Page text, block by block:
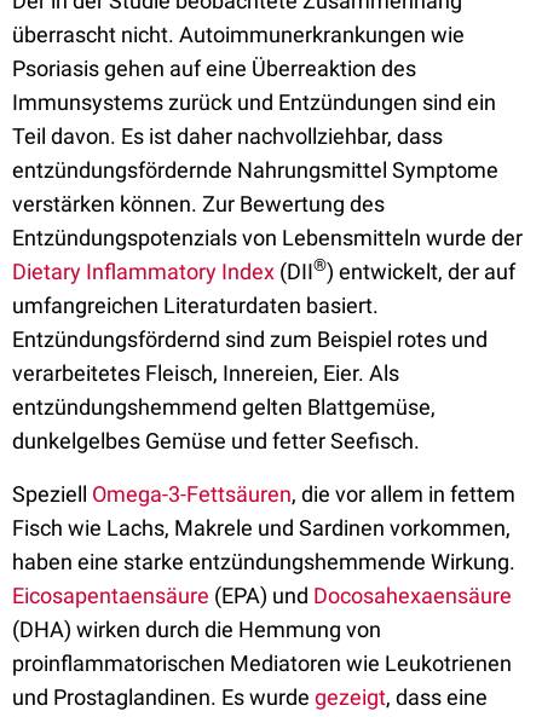
überrascht nicht. Autoimmunerkrankungen wie
Psoriasis gehen auf eine Überreaktion des
Immunsystems zurück und Entzündungen sind ein
Teil davon. Es ist daher nachvollziehbar, dass
entzündungsfördernde Nahrungsmittel Symptome
verstärken können. Zur Bewertung des
Entzündungspotenzials von Lebensmitteln wurde der
Dietary Inflammatory Index (DII®) entwickelt, der auf
umfangreichen Literaturdaten basiert.
Entzündungsfördernd sind zum Beispiel rotes und
verarbeitetes Fleisch, Innereien, Eier. Als
entzündungshemmend gelten Blattgemüse,
dunkelgelbes Gemüse und fetter Seefisch.
Speziell Omega-3-Fettsäuren, die vor allem in fettem
Fisch wie Lachs, Makrele und Sardinen vorkommen,
haben eine starke entzündungshemmende Wirkung.
Eicosapentaensäure (EPA) und Docosahexaensäure
(DHA) wirken durch die Hemmung von
proinflammatorischen Mediatoren wie Leukotrienen
und Prostaglandinen. Es wurde gezeigt, dass eine